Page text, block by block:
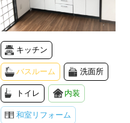
キッチン
バスルーム 洗面所
トイレ 内装
和室リフォーム